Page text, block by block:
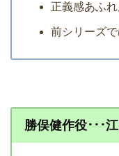
正義感あふ
前シリーズ
勝俣健作役･･･